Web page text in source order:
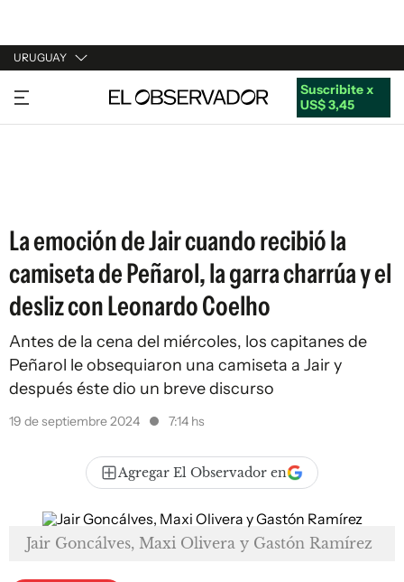
URUGUAY
URUGUAY
ARGENTINA
Suscribite x
US$ 3,45
La emoción de Jair cuando recibió la
camiseta de Peñarol, la garra charrúa y el
desliz con Leonardo Coelho
Antes de la cena del miércoles, los capitanes de
Peñarol le obsequiaron una camiseta a Jair y
después éste dio un breve discurso
19 de septiembre 2024 7:14 hs
Agregar El Observador en
Jair Goncálves, Maxi Olivera y Gastón Ramírez